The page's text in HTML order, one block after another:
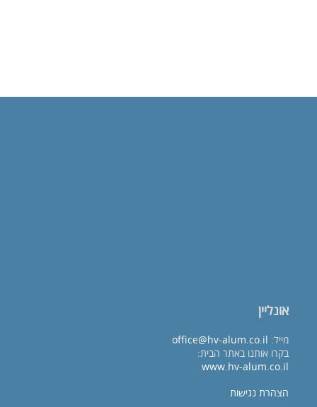
אונליין
מייל: office@hv-alum.co.il
בקרו אותנו באתר הבית:
www.hv-alum.co.il
הצהרת נגישות